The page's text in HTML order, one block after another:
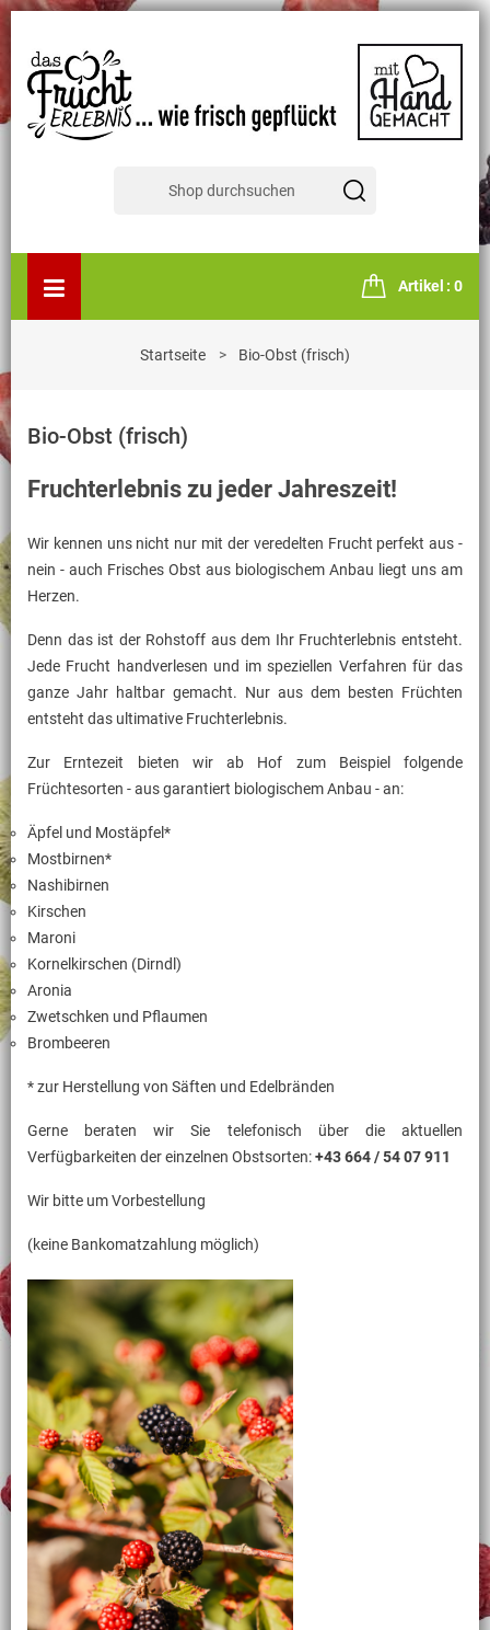
Artikel 0
Startseite Bio-Obst (frisch)
Bio-Obst (frisch)
Fruchterlebnis zu jeder Jahreszeit!
Wir kennen uns nicht nur mit der veredelten Frucht perfekt aus -
nein - auch Frisches Obst aus biologischem Anbau liegt uns am
Herzen.
Denn das ist der Rohstoff aus dem Ihr Fruchterlebnis entsteht.
Jede Frucht handverlesen und im speziellen Verfahren für das
ganze Jahr haltbar gemacht. Nur aus dem besten Früchten
entsteht das ultimative Fruchterlebnis.
Zur Erntezeit bieten wir ab Hof zum Beispiel folgende
Früchtesorten - aus garantiert biologischem Anbau - an:
Äpfel und Mostäpfel*
Mostbirnen*
Nashibirnen
Kirschen
Maroni
Kornelkirschen (Dirndl)
Aronia
Zwetschken und Pflaumen
Brombeeren
* zur Herstellung von Säften und Edelbränden
Gerne beraten wir Sie telefonisch über die aktuellen
Verfügbarkeiten der einzelnen Obstsorten:+43 664 / 54 07 911
Wir bitte um Vorbestellung
(keine Bankomatzahlung möglich)